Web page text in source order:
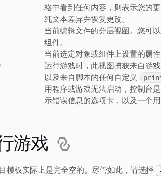
格中看到任何内容，则表示您的
纯文本差异并恢复更改。
当前编辑文件的分层视图。您可
组件。
当前选定对象或组件上设置的属性
运行游戏时，此视图捕获来自游
以及来自脚本的任何自定义
用程序或游戏无法启动，控制台
示错误信息的选项卡，以及一个
游戏
模板实际上是完全空的。尽管如此，请选择